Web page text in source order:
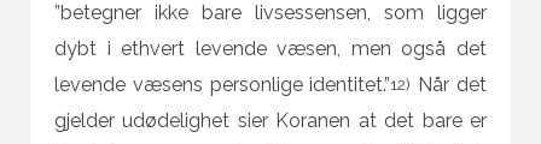
”betegner ikke bare livsessensen, som ligger
dybt i ethvert levende væsen, men også det
levende væsens personlige identitet.”12) Når det
gjelder udødelighet sier Koranen at det bare er